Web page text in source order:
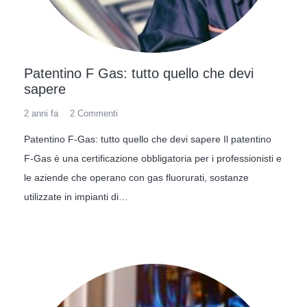
costruito in ambiente CAD.
Quindi il CAM elabora i codici necessari per
istruire le macchine all’esecuzione dei
movimenti necessari alla realizzazione delle
forme progettate.
Gli esempi di tali impieghi progettativi sono in
realtà costantemente intorno a noi; le nostre
auto sono interamente progettate tramite
sono quindi processati in ambiente CAM che
ne permette la realizzazione.
Patentino F Gas: tutto quello che devi
sapere
2 anni fa 2 Commenti
Patentino F-Gas: tutto quello che devi sapere Il patentino
F-Gas è una certificazione obbligatoria per i professionisti e
le aziende che operano con gas fluorurati, sostanze
utilizzate in impianti di…